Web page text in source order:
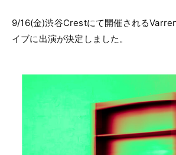
9/16(金)渋谷Crestにて開催される
イブに出演が決定しました。